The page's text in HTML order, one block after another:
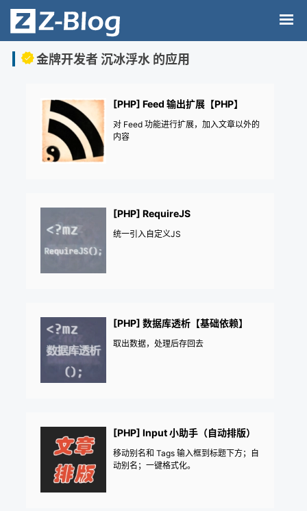
金牌开发者 沉冰浮水 的应用
[PHP] Feed 输出扩展【PHP】
对 Feed 功能进行扩展，加入文章以外的
内容
[PHP] RequireJS
统一引入自定义JS
[PHP] 数据库透析【基础依赖】
取出数据，处理后存回去
[PHP] Input 小助手（自动排版）
移动别名和 Tags 输入框到标题下方；自
动别名；一键格式化。